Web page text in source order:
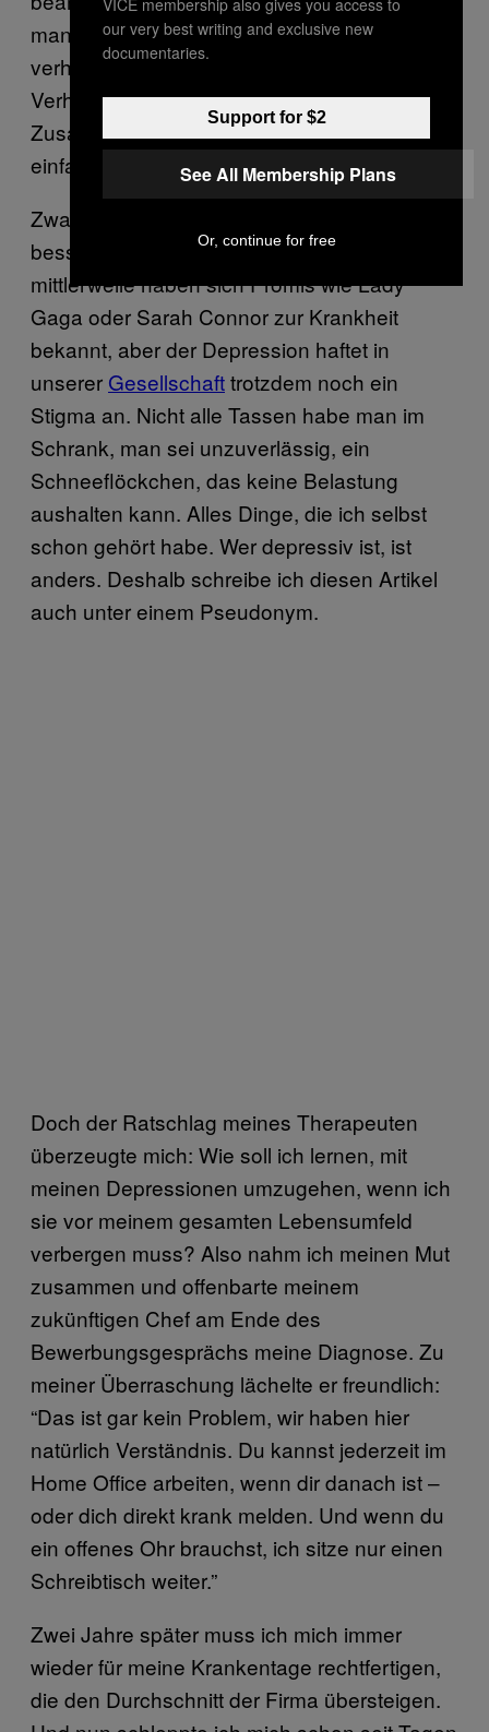
manchen Tagen auffällig zurückgezogen
verhalte. Ein offenes Gespräch soll klare
Verhältnisse schaffen und die
Zusammenarbeit erleichtern – doch das ist
einfacher gesagt als getan.
Zwar gibt es heute
bessere Behandlungsmethoden und
mittlerweile haben sich Promis wie Lady
Gaga oder Sarah Connor zur Krankheit
bekannt, aber der Depression haftet in
unserer Gesellschafttrotzdem noch ein
Stigma an. Nicht alle Tassen habe man im
Schrank, man sei unzuverlässig, ein
Schneeflöckchen, das keine Belastung
aushalten kann. Alles Dinge, die ich selbst
schon gehört habe. Wer depressiv ist, ist
anders. Deshalb schreibe ich diesen Artikel
auch unter einem Pseudonym.
Doch der Ratschlag meines Therapeuten
überzeugte mich: Wie soll ich lernen, mit
meinen Depressionen umzugehen, wenn ich
sie vor meinem gesamten Lebensumfeld
verbergen muss? Also nahm ich meinen Mut
zusammen und offenbarte meinem
zukünftigen Chef am Ende des
Bewerbungsgesprächs meine Diagnose. Zu
meiner Überraschung lächelte er freundlich:
“Das ist gar kein Problem, wir haben hier
natürlich Verständnis. Du kannst jederzeit im
Home Office arbeiten, wenn dir danach ist –
oder dich direkt krank melden. Und wenn du
ein offenes Ohr brauchst, ich sitze nur einen
Schreibtisch weiter.”
Zwei Jahre später muss ich mich immer
wieder für meine Krankentage rechtfertigen,
die den Durchschnitt der Firma übersteigen.
our very best writing and exclusive new
documentaries.
Support for $2
See All Membership Plans
Or, continue for free